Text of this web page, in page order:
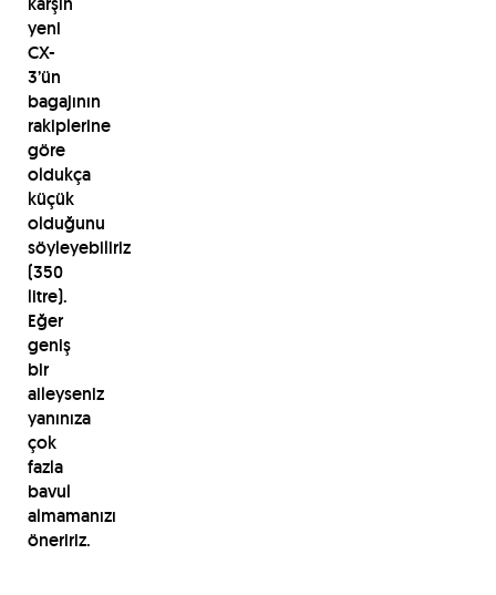
yeni
CX-
3’ün
bagajının
rakiplerine
göre
oldukça
küçük
olduğunu
söyleyebiliriz
(350
litre).
Eğer
geniş
bir
aileyseniz
yanınıza
çok
fazla
bavul
almamanızı
öneririz.